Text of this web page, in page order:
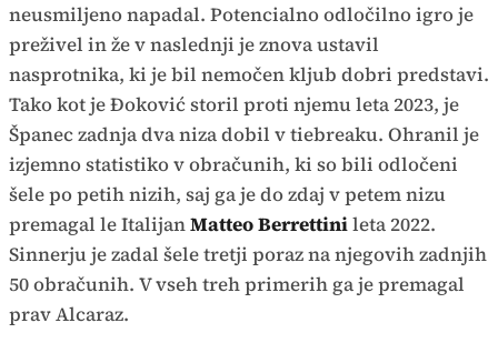
neusmiljeno napadal. Potencialno odločilno igro je
preživel in že v naslednji je znova ustavil
nasprotnika, ki je bil nemočen kljub dobri predstavi.
Tako kot je Đoković storil proti njemu leta 2023, je
Španec zadnja dva niza dobil v tiebreaku. Ohranil je
izjemno statistiko v obračunih, ki so bili odločeni
šele po petih nizih, saj ga je do zdaj v petem nizu
premagal le ItalijanMatteo Berrettinileta 2022.
Sinnerju je zadal šele tretji poraz na njegovih zadnjih
50 obračunih. V vseh treh primerih ga je premagal
prav Alcaraz.